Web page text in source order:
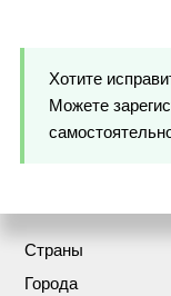
Хотите
Можете
Страны
Города